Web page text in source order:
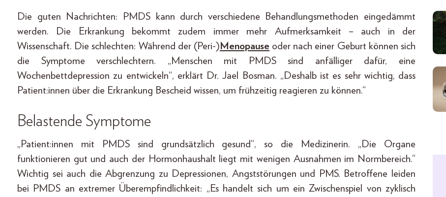
Die guten Nachrichten: PMDS kann durch verschiedene Behandlungsmethoden eingedämmt
werden. Die Erkrankung bekommt zudem immer mehr Aufmerksamkeit – auch in der
Wissenschaft. Die schlechten: Während der (Peri-)Menopause oder nach einer Geburt können sich
die Symptome verschlechtern. „Menschen mit PMDS sind anfälliger dafür, eine
Wochenbettdepression zu entwickeln“, erklärt Dr. Jael Bosman. „Deshalb ist es sehr wichtig, dass
Patient:innen über die Erkrankung Bescheid wissen, um frühzeitig reagieren zu können.“
Belastende Symptome
„Patient:innen mit PMDS sind grundsätzlich gesund“, so die Medizinerin. „Die Organe
funktionieren gut und auch der Hormonhaushalt liegt mit wenigen Ausnahmen im Normbereich.“
Wichtig sei auch die Abgrenzung zu Depressionen, Angststörungen und PMS. Betroffene leiden
bei PMDS an extremer Überempfindlichkeit: „Es handelt sich um ein Zwischenspiel von zyklisch